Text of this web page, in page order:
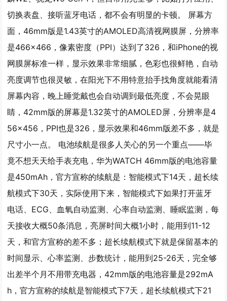
切换表盘、接听蓝牙电话，都不会有明显的卡顿。 屏幕方
面，46mm版是1.43英寸的AMOLED高清视网膜屏，分辨率
是466×466，像素密度（PPI）达到了326，和iPhone的视
网膜屏标准一样，显示效果非常细腻，色彩也很鲜艳，自动
亮度调节也很灵敏，在阳光下不用特意抬手找角度就能看清
屏幕内容，晚上睡觉戴也会自动调到最低亮度，不会晃眼
睛，42mm版的屏幕是1.32英寸的AMOLED屏，分辨率是4
56×456，PPI也是326，显示效果和46mm版差不多，就是
尺寸小一点。 电池续航是很多人关心的另一个重点——毕
竟不想天天给手表充电，华为WATCH 46mm版的电池容量
是450mAh，官方宣称的续航是：智能模式下14天，超长续
航模式下30天，实际使用下来，智能模式下如果打开蓝牙
电话、ECG、血氧自动监测、心率自动监测、睡眠监测，每
天接收大概50条消息，亮屏时间大概1小时，能用到11-12
天，和官方宣称的差不多；超长续航模式下就是保留基本的
时间显示、心率监测、步数统计，能用到25-26天，完全够
出差半个月不用带充电器，42mm版的电池容量是292mA
h，官方宣称的续航是智能模式下7天，超长续航模式下21